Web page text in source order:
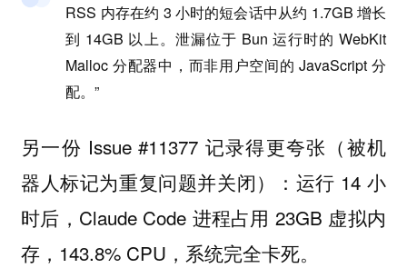
RSS 内存在约 3 小时的短会话中从约 1.7GB 增长
到 14GB 以上。泄漏位于 Bun 运行时的 WebKit
Malloc 分配器中，而非用户空间的 JavaScript 分
配。”
另一份 Issue #11377 记录得更夸张（被机
器人标记为重复问题并关闭）：运行 14 小
时后，Claude Code 进程占用 23GB 虚拟内
存，143.8% CPU，系统完全卡死。